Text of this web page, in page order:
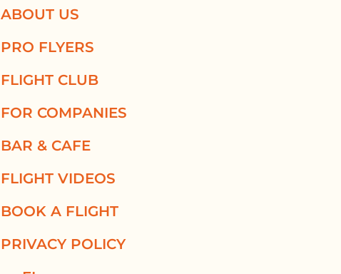
ABOUT US
PRO FLYERS
FLIGHT CLUB
FOR COMPANIES
BAR & CAFE
FLIGHT VIDEOS
BOOK A FLIGHT
PRIVACY POLICY